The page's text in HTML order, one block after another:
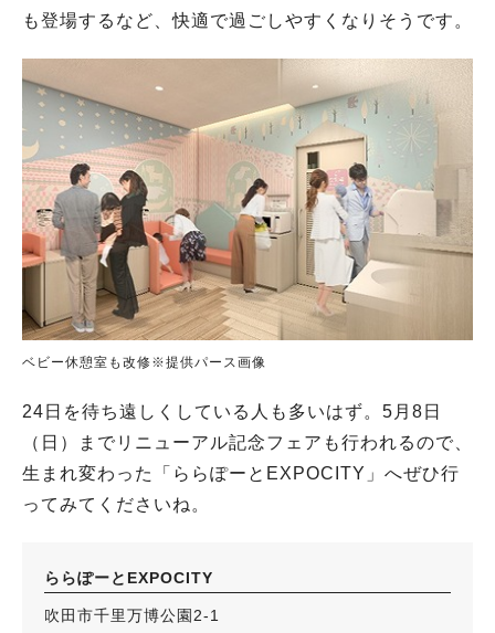
も登場するなど、快適で過ごしやすくなりそうです。
ベビー休憩室も改修※提供パース画像
24日を待ち遠しくしている人も多いはず。5月8日
（日）までリニューアル記念フェアも行われるので、
生まれ変わった「ららぽーとEXPOCITY」へぜひ行
ってみてくださいね。
ららぽーとEXPOCITY
吹田市千里万博公園2-1